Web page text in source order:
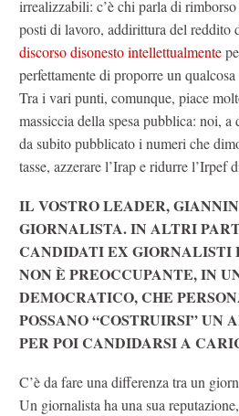
irrealizzabili: c’è chi parla di
posti di lavoro, addirittura del reddito
discorso disonesto intellettualmente
perfettamente di proporre un
Tra i vari punti, comunque, piace
massiccia della spesa pubblica: noi,
da subito pubblicato i numeri che
tasse, azzerare l’Irap e ridurre l’Irpef
IL VOSTRO LEADER,
GIORNALISTA. IN ALTRI
CANDIDATI EX GIORNALISTI
NON È PREOCCUPANTE, IN
DEMOCRATICO, CHE
POSSANO “COSTRUIRSI” UN
PER POI CANDIDARSI A
C’è da fare una differenza tra un
Un giornalista ha una sua